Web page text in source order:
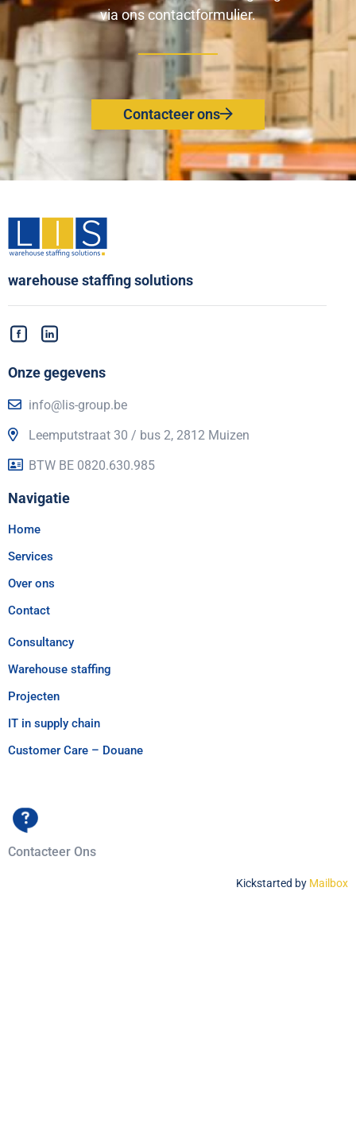
via onscontactformulier.
Contacteer ons
warehouse staffing solutions
Onze gegevens
info@lis-group.be
Leemputstraat 30 / bus 2, 2812 Muizen
BTW BE 0820.630.985
Navigatie
Home
Services
Over ons
Contact
Consultancy
Warehouse staffing
Projecten
IT in supply chain
Customer Care – Douane
Contacteer Ons
Kickstarted by Mailbox